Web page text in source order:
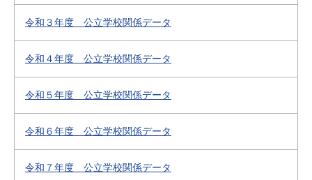
令和３年度 公立学校関係データ
令和４年度 公立学校関係データ
令和５年度 公立学校関係データ
令和６年度 公立学校関係データ
令和７年度 公立学校関係データ